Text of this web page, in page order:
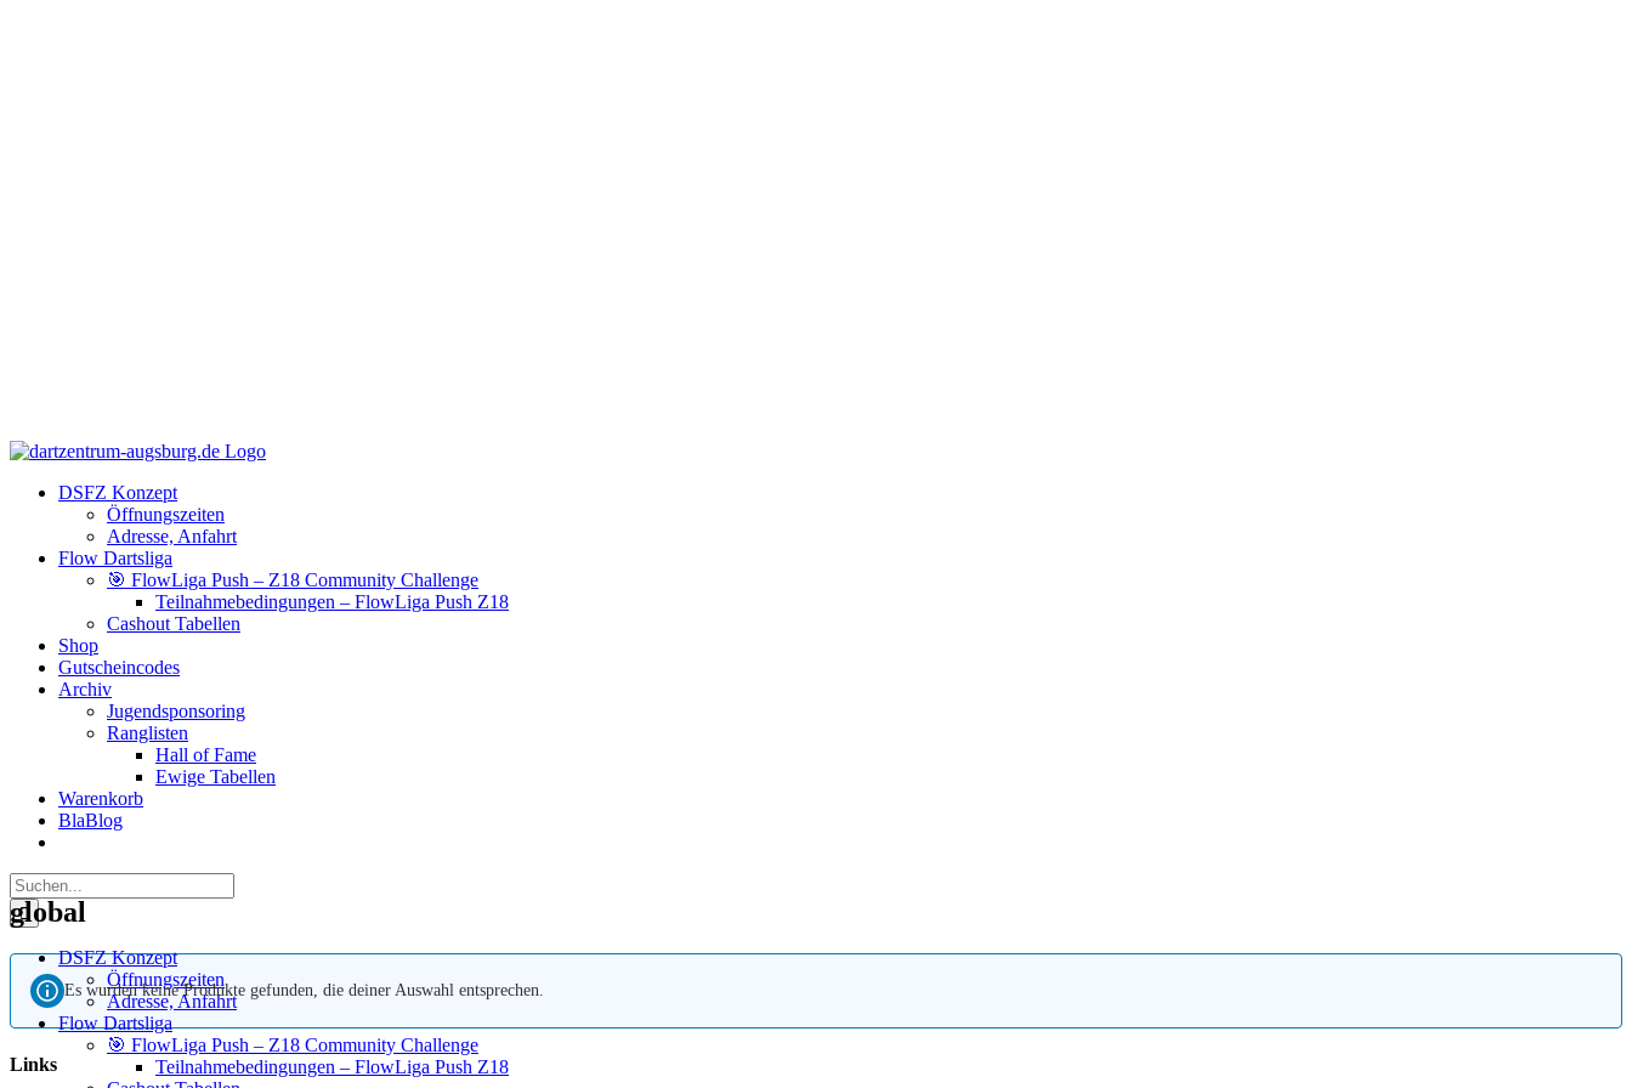
DSFZ Konzept
Öffnungszeiten
Adresse, Anfahrt
Flow Dartsliga
🎯 FlowLiga Push – Z18 Community Challenge
Teilnahmebedingungen – FlowLiga Push Z18
Cashout Tabellen
Shop
Gutscheincodes
Archiv
Jugendsponsoring
Ranglisten
Hall of Fame
Ewige Tabellen
Warenkorb
BlaBlog
Suche
nach:
DSFZ Konzept
Öffnungszeiten
Adresse, Anfahrt
Flow Dartsliga
🎯 FlowLiga Push – Z18 Community Challenge
Teilnahmebedingungen – FlowLiga Push Z18
global
Es wurden keine Produkte gefunden, die deiner Auswahl entsprechen.
Links